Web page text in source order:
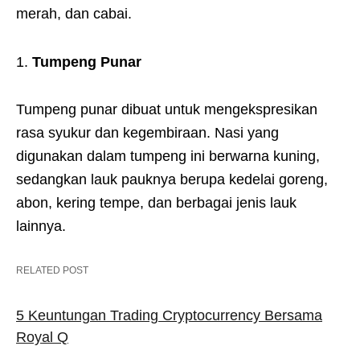
merah, dan cabai.
Tumpeng Punar
Tumpeng punar dibuat untuk mengekspresikan
rasa syukur dan kegembiraan. Nasi yang
digunakan dalam tumpeng ini berwarna kuning,
sedangkan lauk pauknya berupa kedelai goreng,
abon, kering tempe, dan berbagai jenis lauk
lainnya.
RELATED POST
5 Keuntungan Trading Cryptocurrency Bersama
Royal Q